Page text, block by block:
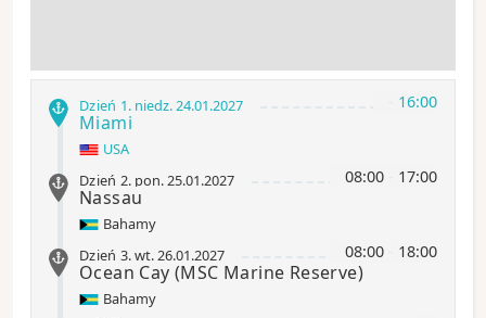
16:00
Dzień 1. niedz.24.01.2027
Miami
USA
08:00 17:00
Dzień 2. pon.25.01.2027
Nassau
Bahamy
08:00 18:00
Dzień 3.wt.26.01.2027
Ocean Cay(MSC Marine Reserve)
Bahamy